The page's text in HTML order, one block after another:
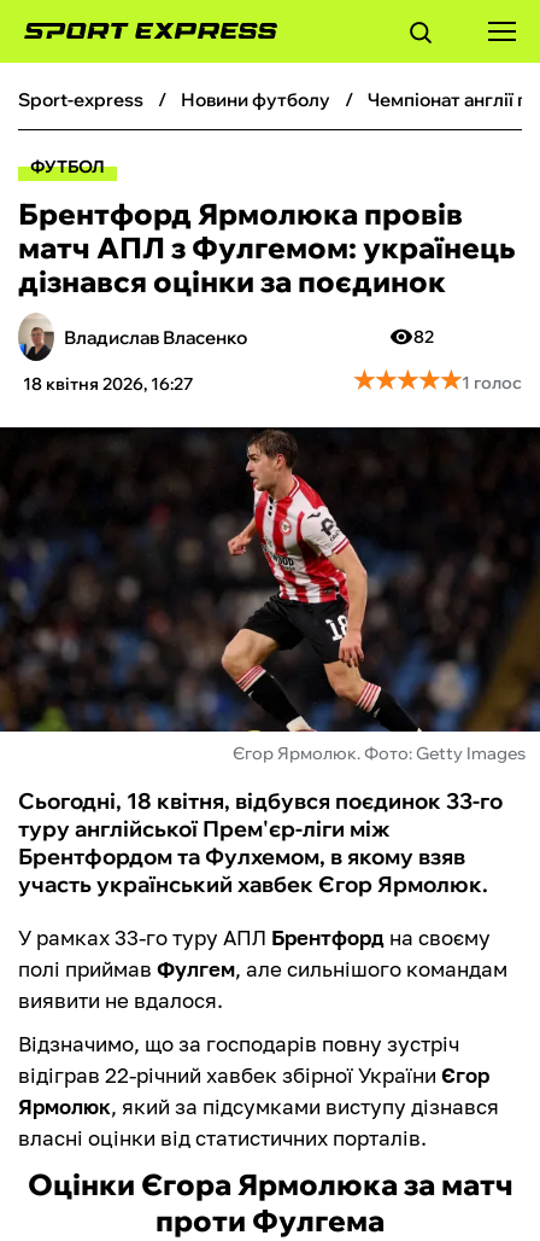
ФУТБОЛ
БОКС
ХОКЕЙ
ТЕНІС
КІБЕРСПОРТ
ЧС-2026
ФУТЗАЛ
ІНШІ
БУКМЕКЕРИ
sport-express новини футболу чемпіонат англії
ФУТБОЛ
Брентфорд Ярмолюка провів
матч АПЛ з Фулгемом: українець
дізнався оцінки за поєдинок
Владислав Власенко
18 квітня 2026, 16:27
82
★★★★★
★★★★★1 голос
Єгор Ярмолюк. Фото: Getty Images
Сьогодні, 18 квітня, відбувся поєдинок 33-го
туру англійської Прем'єр-ліги між
Брентфордом та Фулхемом, в якому взяв
участь український хавбек Єгор Ярмолюк.
У рамках 33-го туру АПЛ Брентфорд на своєму
полі приймав Фулгем, але сильнішого командам
виявити не вдалося.
Відзначимо, що за господарів повну зустріч
відіграв 22-річний хавбек збірної України Єгор
Ярмолюк, який за підсумками виступу дізнався
власні оцінки від статистичних порталів.
Оцінки Єгора Ярмолюка за матч
проти Фулгема